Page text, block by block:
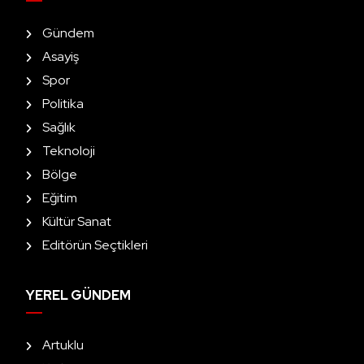
Gündem
Asayiş
Spor
Politika
Sağlık
Teknoloji
Bölge
Eğitim
Kültür Sanat
Editörün Seçtikleri
YEREL GÜNDEM
Artuklu